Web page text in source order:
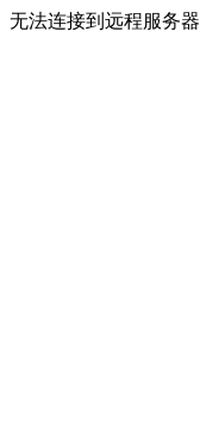
无法连接到远程服务器